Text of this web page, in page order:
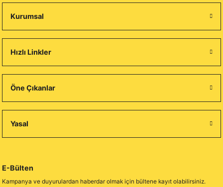
Kurumsal
Hızlı Linkler
Öne Çıkanlar
Yasal
E-Bülten
Kampanya ve duyurulardan haberdar olmak için bültene kayıt olabilirsiniz.